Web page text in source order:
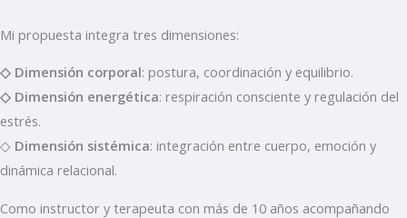
Mi propuesta integra tres dimensiones:
◇ Dimensión corporal: postura, coordinación y equilibrio.
◇ Dimensión energética: respiración consciente y regulación del
estrés.
◇ Dimensión sistémica: integración entre cuerpo, emoción y
dinámica relacional.
Como instructor y terapeuta con más de 10 años acompañando